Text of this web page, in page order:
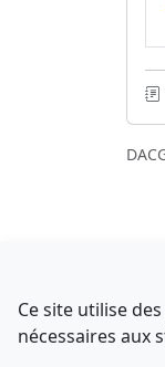
Ce site utilise
nécessaires aux